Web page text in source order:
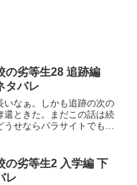
の劣等生28 追跡編
タバレ
いなぁ。しかも追跡の次の
還ときた。まだこの話は続
うせならパラサイトでも光
んん？奪還って水波の奪還
ーナが言っ...
の劣等生2 入学編 下
レ